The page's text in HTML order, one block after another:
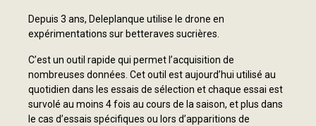
Depuis 3 ans, Deleplanque utilise le drone en
expérimentations sur betteraves sucrières.
C’est un outil rapide qui permet l’acquisition de
nombreuses données. Cet outil est aujourd’hui utilisé au
quotidien dans les essais de sélection et chaque essai est
survolé au moins 4 fois au cours de la saison, et plus dans
le cas d’essais spécifiques ou lors d’apparitions de